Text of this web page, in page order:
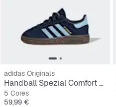
adidas Originals
Handball Spezial Comfort Closure Elastic Lace Crianças Pequenas
5 Cores
Preço
59,99 €